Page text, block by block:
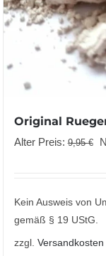
Original
Alter Preis: 9,95€
Kein Ausweis von
gemäß § 19 UStG.
zzgl. Versandkosten